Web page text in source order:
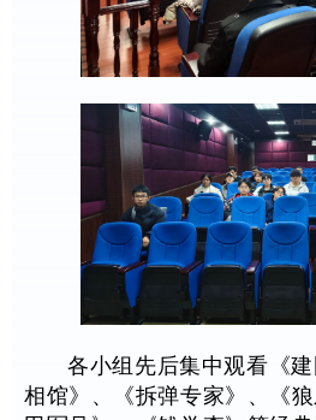
各小组先后集中观看《
相馆》、《拆弹专家》、《